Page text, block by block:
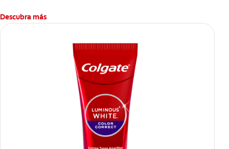
Descubra más